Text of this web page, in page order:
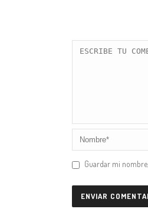
Guardar mi